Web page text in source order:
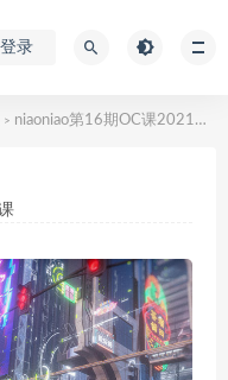
登录
> niaoniao第16期OC课2021年8月结课